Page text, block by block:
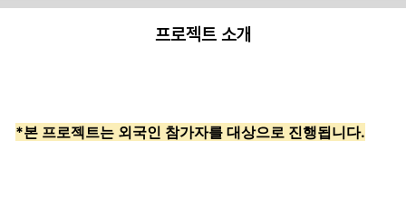
프로젝트 소개
*본 프로젝트는 외국인 참가자를 대상으로 진행됩니다.